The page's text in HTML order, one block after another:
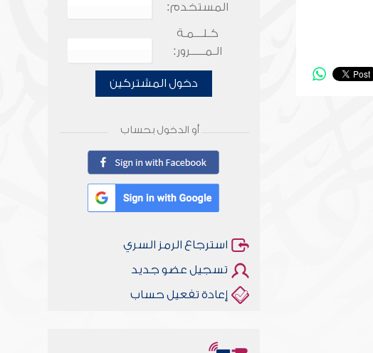
المستخدم:
كـلـــمـة
الـمـــــرور:
دخول المشتركين
أو الدخول بحساب
استرجاع الرمز السري
تسجيل عضو جديد
إعادة تفعيل حساب